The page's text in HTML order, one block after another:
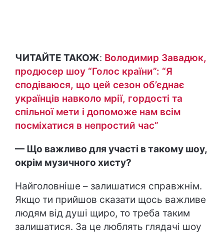
ЧИТАЙТЕ ТАКОЖ: Володимир Завадюк,
продюсер шоу “Голос країни”: “Я
сподіваюся, що цей сезон об’єднає
українців навколо мрії, гордості та
спільної мети і допоможе нам всім
посміхатися в непростий час”
— Що важливо для участі в такому шоу,
окрім музичного хисту?
Найголовніше – залишатися справжнім.
Якщо ти прийшов сказати щось важливе
людям від душі щиро, то треба таким
залишатися. За це люблять глядачі шоу